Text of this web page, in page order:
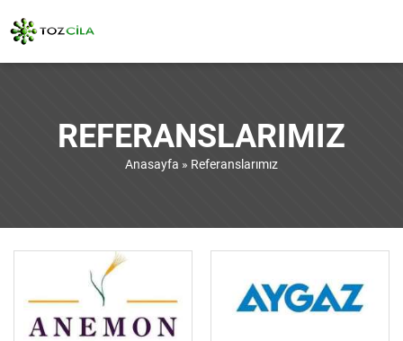
REFERANSLARIMIZ
Anasayfa » Referanslarımız